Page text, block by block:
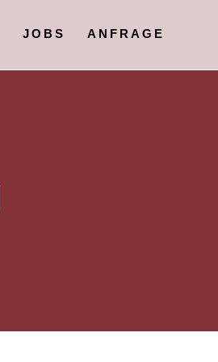
JOBS ANFRAGE